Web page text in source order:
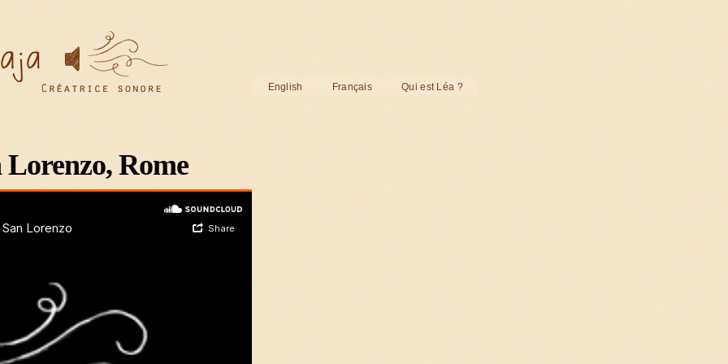
English Français Qui est Léa ?
Lorenzo, Rome